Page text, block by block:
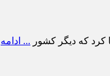
کرد که دیگر کشور ... ادامه